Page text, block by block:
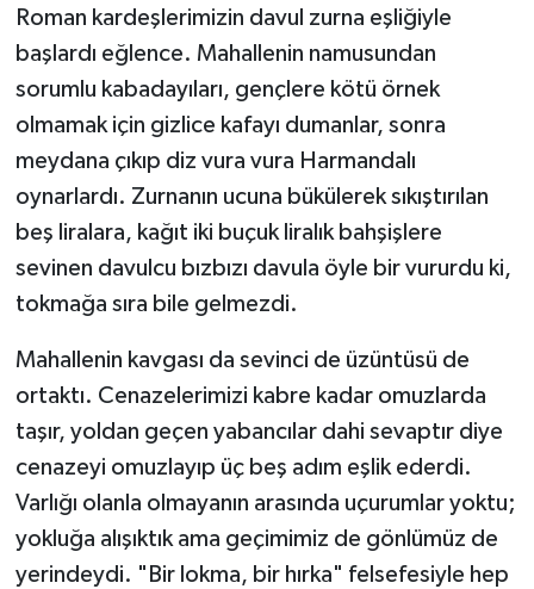
Roman kardeşlerimizin davul zurna eşliğiyle
başlardı eğlence. Mahallenin namusundan
sorumlu kabadayıları, gençlere kötü örnek
olmamak için gizlice kafayı dumanlar, sonra
meydana çıkıp diz vura vura Harmandalı
oynarlardı. Zurnanın ucuna bükülerek sıkıştırılan
beş liralara, kağıt iki buçuk liralık bahşişlere
sevinen davulcu bızbızı davula öyle bir vururdu ki,
tokmağa sıra bile gelmezdi.
Mahallenin kavgası da sevinci de üzüntüsü de
ortaktı. Cenazelerimizi kabre kadar omuzlarda
taşır, yoldan geçen yabancılar dahi sevaptır diye
cenazeyi omuzlayıp üç beş adım eşlik ederdi.
Varlığı olanla olmayanın arasında uçurumlar yoktu;
yokluğa alışıktık ama geçimimiz de gönlümüz de
yerindeydi. "Bir lokma, bir hırka" felsefesiyle hep